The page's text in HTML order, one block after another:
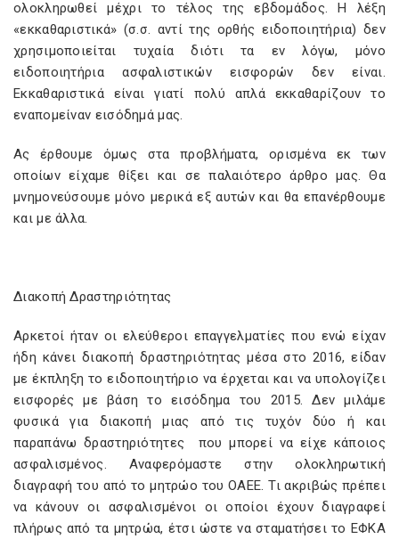
ολοκληρωθεί μέχρι το τέλος της εβδομάδος. Η λέξη
«εκκαθαριστικά» (σ.σ. αντί της ορθής ειδοποιητήρια) δεν
χρησιμοποιείται τυχαία διότι τα εν λόγω, μόνο
ειδοποιητήρια ασφαλιστικών εισφορών δεν είναι.
Εκκαθαριστικά είναι γιατί πολύ απλά εκκαθαρίζουν το
εναπομείναν εισόδημά μας.
Ας έρθουμε όμως στα προβλήματα, ορισμένα εκ των
οποίων είχαμε θίξει και σε παλαιότερο άρθρο μας. Θα
μνημονεύσουμε μόνο μερικά εξ αυτών και θα επανέρθουμε
και με άλλα.
Διακοπή Δραστηριότητας
Αρκετοί ήταν οι ελεύθεροι επαγγελματίες που ενώ είχαν
ήδη κάνει διακοπή δραστηριότητας μέσα στο 2016, είδαν
με έκπληξη το ειδοποιητήριο να έρχεται και να υπολογίζει
εισφορές με βάση το εισόδημα του 2015. Δεν μιλάμε
φυσικά για διακοπή μιας από τις τυχόν δύο ή και
παραπάνω δραστηριότητες που μπορεί να είχε κάποιος
ασφαλισμένος. Αναφερόμαστε στην ολοκληρωτική
διαγραφή του από το μητρώο του ΟΑΕΕ. Τι ακριβώς πρέπει
να κάνουν οι ασφαλισμένοι οι οποίοι έχουν διαγραφεί
πλήρως από τα μητρώα, έτσι ώστε να σταματήσει το ΕΦΚΑ